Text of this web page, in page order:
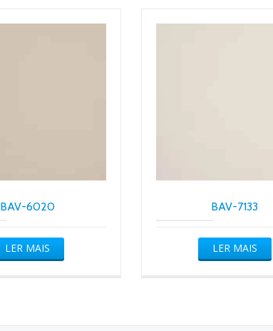
BAV-6020
LER MAIS
BAV-7133
LER MAIS